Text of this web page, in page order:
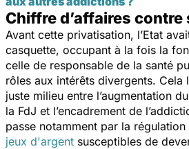
Chiffre d’affaires
Avant cette privatisation, l’Etat
casquette, occupant à la fois la
celle de responsable de la santé
rôles aux intérêts divergents. Cela
juste milieu entre l’augmentation
la FdJ et l’encadrement de
passe notamment par la
jeux d'argent susceptibles de